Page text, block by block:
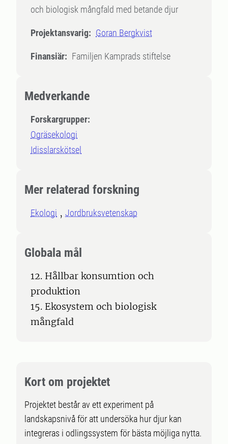
och biologisk mångfald med betande djur
Projektansvarig: Goran Bergkvist
Finansiär: Familjen Kamprads stiftelse
Medverkande
Forskargrupper:
Ogräsekologi
Idisslarskötsel
Mer relaterad forskning
Ekologi Jordbruksvetenskap
Globala mål
12. Hållbar konsumtion och
produktion
15. Ekosystem och biologisk
mångfald
Kort om projektet
Projektet består av ett experiment på
landskapsnivå för att undersöka hur djur kan
integreras i odlingssystem för bästa möjliga nytta.